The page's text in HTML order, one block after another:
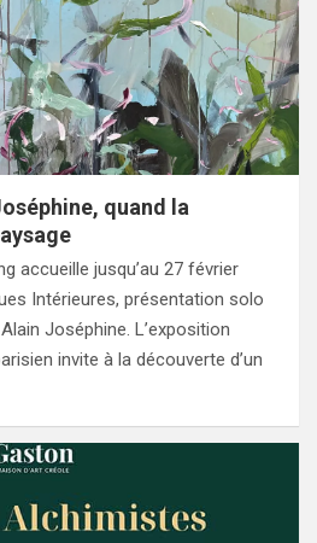
quand la
accueille jusqu’au 27 février
Intérieures, présentation solo
Joséphine. L’exposition
invite à la découverte d’un